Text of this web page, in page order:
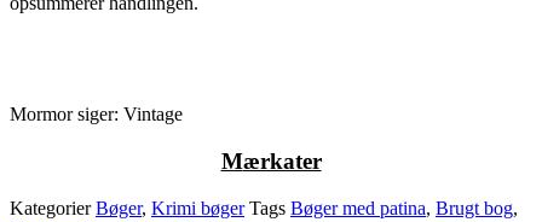
Mormor siger: Vintage
Mærkater
Kategorier Bøger, Krimi bøger Tags Bøger med patina, Brugt bog,